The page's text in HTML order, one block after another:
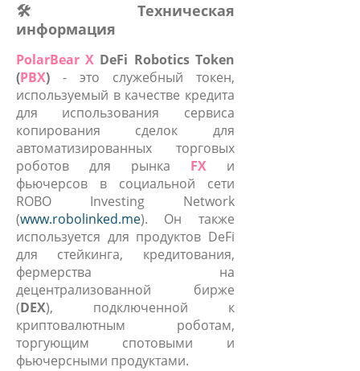
🛠 Техническая
информация
PolarBear X DeFi Robotics Token
(PBX) - это служебный токен,
используемый в качестве кредита
для использования сервиса
копирования сделок для
автоматизированных торговых
роботов для рынка FX и
фьючерсов в социальной сети
ROBO Investing Network
(www.robolinked.me). Он также
используется для продуктов DeFi
для стейкинга, кредитования,
фермерства на
децентрализованной бирже
(DEX), подключенной к
криптовалютным роботам,
торгующим спотовыми и
фьючерсными продуктами.